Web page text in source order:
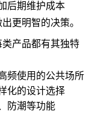
后期维护成本
更明智的决策。
产品都有其独特
频使用的公共场所
化的设计选择
防潮等功能